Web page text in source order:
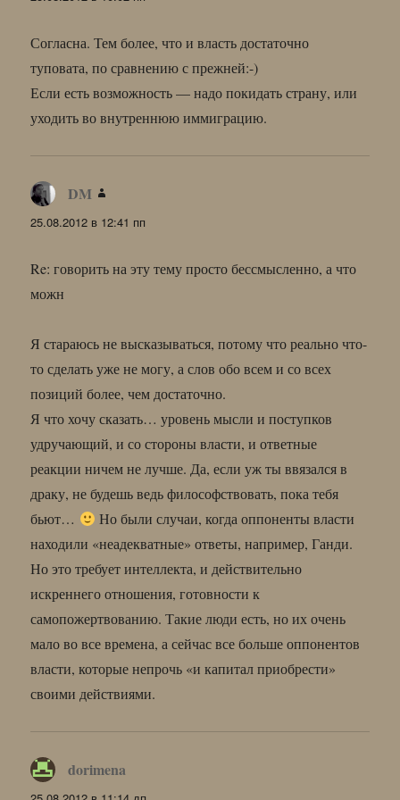
Согласна. Тем более, что и власть достаточно
туповата, по сравнению с прежней:-)
Если есть возможность — надо покидать страну, или
уходить во внутреннюю иммиграцию.
DM
25.08.2012 в 12:41 пп
Re: говорить на эту тему просто бессмысленно, а что
можн
Я стараюсь не высказываться, потому что реально что-
то сделать уже не могу, а слов обо всем и со всех
позиций более, чем достаточно.
Я что хочу сказать… уровень мысли и поступков
удручающий, и со стороны власти, и ответные
реакции ничем не лучше. Да, если уж ты ввязался в
драку, не будешь ведь философствовать, пока тебя
бьют…
Но были случаи, когда оппоненты власти
находили «неадекватные» ответы, например, Ганди.
Но это требует интеллекта, и действительно
искреннего отношения, готовности к
самопожертвованию. Такие люди есть, но их очень
мало во все времена, а сейчас все больше оппонентов
власти, которые непрочь «и капитал приобрести»
своими действиями.
dorimena